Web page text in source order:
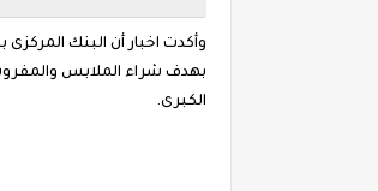
وأكدت اخبار أن البنك
الكبرى.